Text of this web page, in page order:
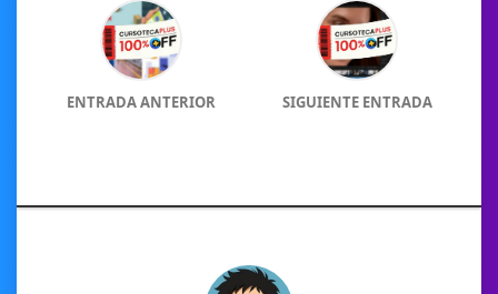
ENTRADA ANTERIOR SIGUIENTE ENTRADA